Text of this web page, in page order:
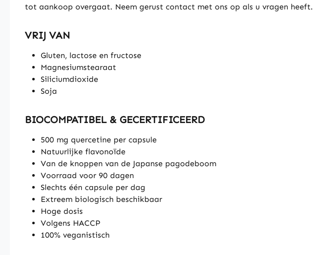
tot aankoop overgaat. Neem gerust contact met ons op als u vragen heeft.
VRIJ VAN
Gluten, lactose en fructose
Magnesiumstearaat
Siliciumdioxide
Soja
BIOCOMPATIBEL & GECERTIFICEERD
500 mg quercetine per capsule
Natuurlijke flavonoïde
Van de knoppen van de Japanse pagodeboom
Voorraad voor 90 dagen
Slechts één capsule per dag
Extreem biologisch beschikbaar
Hoge dosis
Volgens HACCP
100% veganistisch